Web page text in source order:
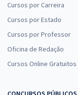
Cursos por Carreira
Cursos por Estado
Cursos por Professor
Oficina de Redação
Cursos Online Gratuitos